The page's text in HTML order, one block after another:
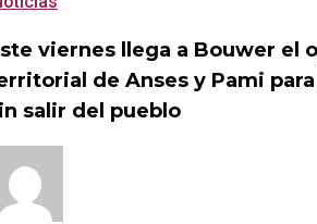
llega
a
Bouwer
viernes llega a Bouwer el
de Anses y Pami
salir del pueblo